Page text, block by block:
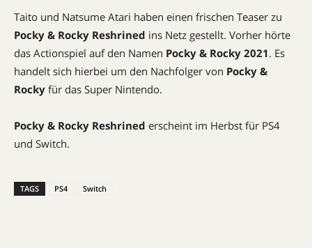
Taito und Natsume Atari haben einen frischen Teaser zu
Pocky & Rocky Reshrined ins Netz gestellt. Vorher hörte
das Actionspiel auf den Namen Pocky & Rocky 2021. Es
handelt sich hierbei um den Nachfolger von Pocky &
Rocky für das Super Nintendo.
Pocky & Rocky Reshrined erscheint im Herbst für PS4
und Switch.
TAGS PS4 Switch